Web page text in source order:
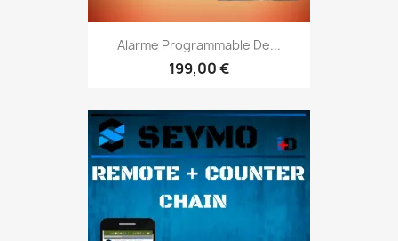
Alarme Programmable De...
199,00 €